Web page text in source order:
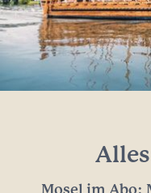
Mosel im Abo: